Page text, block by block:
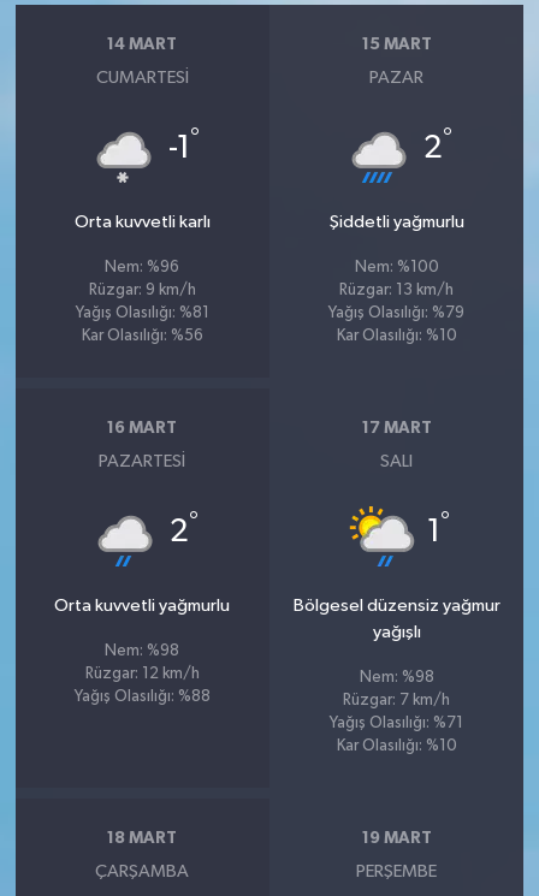
14 MART
CUMARTESI
-1 °
Orta kuvvetli karlı
Nem: %96
Rüzgar: 9 km/h
Yağış Olasılığı: %81
Kar Olasılığı: %56
15 MART
PAZAR
2°
Şiddetli yağmurlu
Nem: %100
Rüzgar: 13 km/h
Yağış Olasılığı: %79
Kar Olasılığı: %10
16 MART
PAZARTESI
2°
Orta kuvvetli yağmurlu
Nem: %98
Rüzgar: 12 km/h
Yağış Olasılığı: %88
17 MART
SALI
1 °
Bölgesel düzensiz yağmur
yağışlı
Nem: %98
Rüzgar: 7 km/h
Yağış Olasılığı: %71
Kar Olasılığı: %10
18 MART
ÇARŞAMBA
19 MART
PERŞEMBE